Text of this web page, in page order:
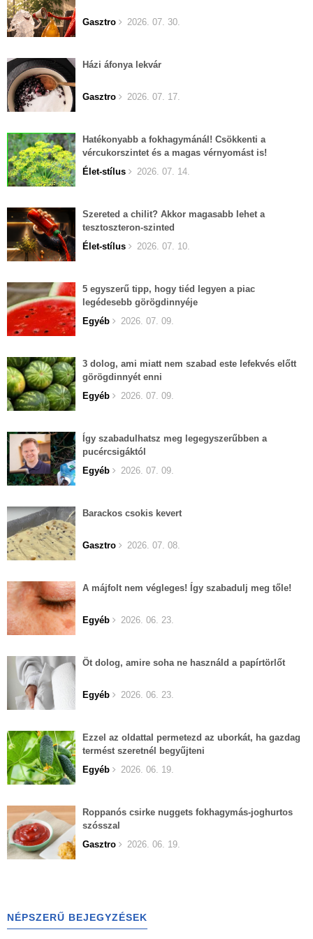
Gasztro 2026. 07. 30.
Házi áfonya lekvár
Gasztro 2026. 07. 17.
Hatékonyabb a fokhagymánál! Csökkenti a
vércukorszintet és a magas vérnyomást is!
Élet-stílus
2026. 07. 14.
Szereted a chilit? Akkor magasabb lehet a
tesztoszteron-szinted
Élet-stílus
2026. 07. 10.
5 egyszerű tipp, hogy tiéd legyen a piac
legédesebb görögdinnyéje
Egyéb
2026. 07. 09.
3 dolog, ami miatt nem szabad este lefekvés előtt
görögdinnyét enni
Egyéb
2026. 07. 09.
Így szabadulhatsz meg legegyszerűbben a
pucércsigáktól
Egyéb
2026. 07. 09.
Barackos csokis kevert
Gasztro 2026. 07. 08.
A májfolt nem végleges! Így szabadulj meg tőle!
Egyéb 2026. 06. 23.
Öt dolog, amire soha ne használd a papírtörlőt
Egyéb 2026. 06. 23.
Ezzel az oldattal permetezd az uborkát, ha gazdag
termést szeretnél begyűjteni
Egyéb
2026. 06. 19.
Roppanós csirke nuggets fokhagymás-joghurtos
szósszal
Gasztro
2026. 06. 19.
NÉPSZERŰ BEJEGYZÉSEK